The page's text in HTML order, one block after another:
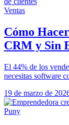
Ventas
Cómo
CRM y Sin
El 44% de los
necesitas software
19 de marzo de
Puny